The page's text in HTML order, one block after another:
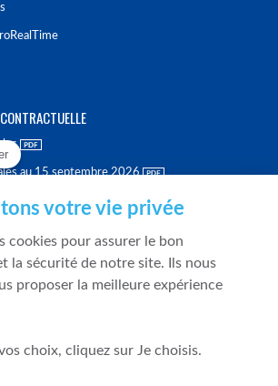
au 15 septembre 2026
sélection
dépôts et de résolution
votre vie privée
cookies pour assurer le bon
la sécurité de notre site. Ils nous
proposer la meilleure expérience
choix, cliquez sur Je choisis.